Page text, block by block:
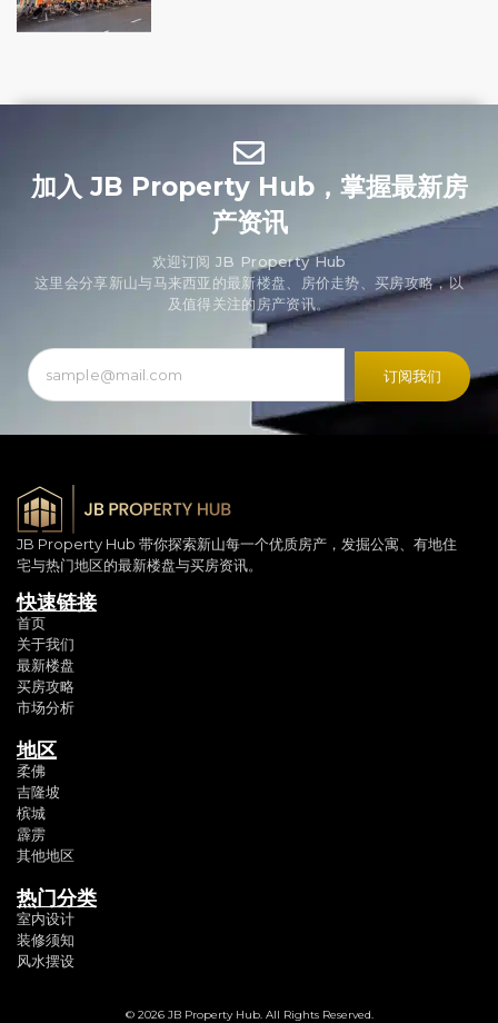
加入 JB Property Hub，掌握最新房
产资讯
欢迎订阅 JB Property Hub
这里会分享新山与马来西亚的最新楼盘、房价走势、买房攻略，以
及值得关注的房产资讯。
订阅我们
JB Property Hub 带你探索新山每一个优质房产，发掘公寓、有地住
宅与热门地区的最新楼盘与买房资讯。
快速链接
首页
关于我们
最新楼盘
买房攻略
市场分析
地区
柔佛
吉隆坡
槟城
霹雳
其他地区
热门分类
室内设计
装修须知
风水摆设
© 2026 JB Property Hub. All Rights Reserved.